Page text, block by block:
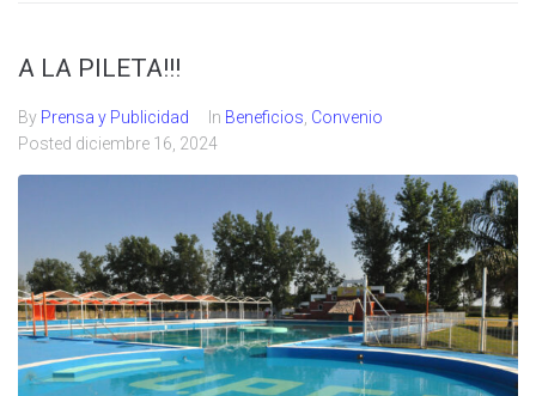
A LA PILETA!!!
By Prensa y Publicidad In Beneficios Convenio
Posted diciembre 16, 2024